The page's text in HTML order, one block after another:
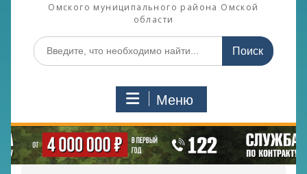
Омского муниципального района Омской
области
Поиск
по:
Меню